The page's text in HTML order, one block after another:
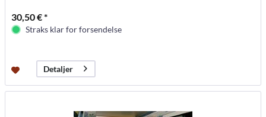
30,50 € *
Straks klar for forsendelse
Detaljer